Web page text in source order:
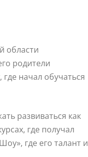
области
родители
начал обучаться
развиваться как
где получал
где его талант и